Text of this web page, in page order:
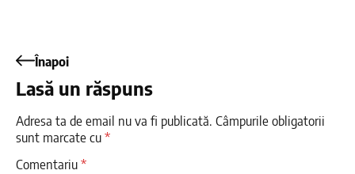
Înapoi
Lasă un răspuns
Adresa ta de email nu va fi publicată. Câmpurile obligatorii
sunt marcate cu*
Comentariu*